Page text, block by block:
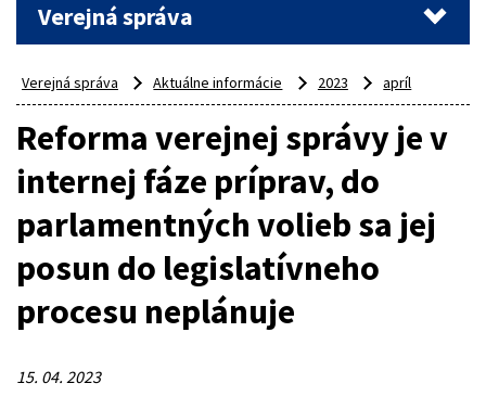
Verejná správa
Verejná správa Aktuálne informácie 2023 apríl
Reforma verejnej správy je v
internej fáze príprav, do
parlamentných volieb sa jej
posun do legislatívneho
procesu neplánuje
15. 04. 2023